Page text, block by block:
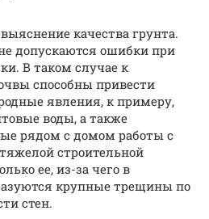
качества грунта.
допускаются ошибки при
В таком случае к
способны привести
явления, к примеру,
воды, а также
рядом с домом работы с
строительной
ее, из-за чего в
крупные трещины по
стен.